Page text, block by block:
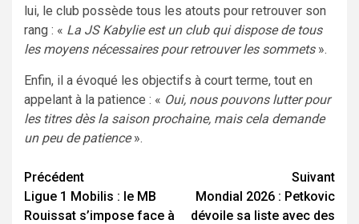
lui, le club possède tous les atouts pour retrouver son
rang : « La JS Kabylie est un club qui dispose de tous
les moyens nécessaires pour retrouver les sommets ».
Enfin, il a évoqué les objectifs à court terme, tout en
appelant à la patience : « Oui, nous pouvons lutter pour
les titres dès la saison prochaine, mais cela demande
un peu de patience».
Navigation
d’article
Précédent
Ligue 1 Mobilis : le MB
Rouissat s’impose face à
Suivant
Mondial 2026 : Petkovic
dévoile sa liste avec des